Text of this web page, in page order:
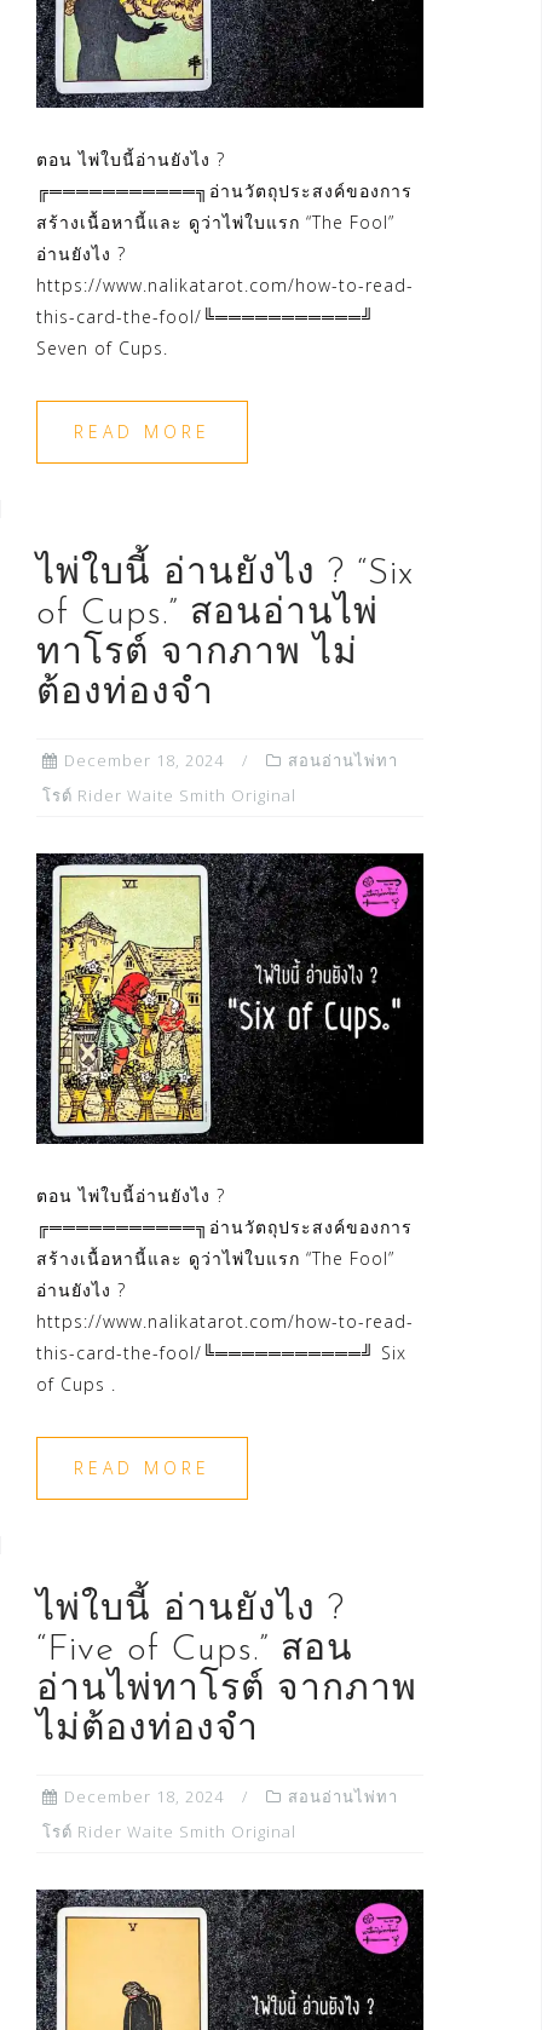
ตอน ไพ่ใบนี้อ่านยังไง ?
╔═══════════╗อ่านวัตถุประสงค์ของการ
สร้างเนื้อหานี้และ ดูว่าไพ่ใบแรก “The Fool”
อ่านยังไง ?
https://www.nalikatarot.com/how-to-read-
this-card-the-fool/╚═══════════╝
Seven of Cups.
READ MORE
ไพ่ใบนี้ อ่านยังไง ? “Six
of Cups.” สอนอ่านไพ่
ทาโรต์ จากภาพ ไม่
ต้องท่องจำ
December 18, 2024
สอนอ่านไพ่ทา
โรต์ Rider Waite Smith Original
ตอน ไพ่ใบนี้อ่านยังไง ?
╔═══════════╗อ่านวัตถุประสงค์ของการ
สร้างเนื้อหานี้และ ดูว่าไพ่ใบแรก “The Fool”
อ่านยังไง ?
https://www.nalikatarot.com/how-to-read-
this-card-the-fool/╚═══════════╝ Six
of Cups .
READ MORE
ไพ่ใบนี้ อ่านยังไง ?
“Five of Cups.” สอน
อ่านไพ่ทาโรต์ จากภาพ
ไม่ต้องท่องจำ
December 18, 2024
สอนอ่านไพ่ทา
โรต์ Rider Waite Smith Original